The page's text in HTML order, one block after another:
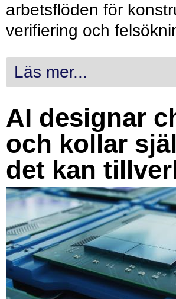
arbetsflöden för
verifiering och
Läs mer...
AI designar
och kollar
det kan